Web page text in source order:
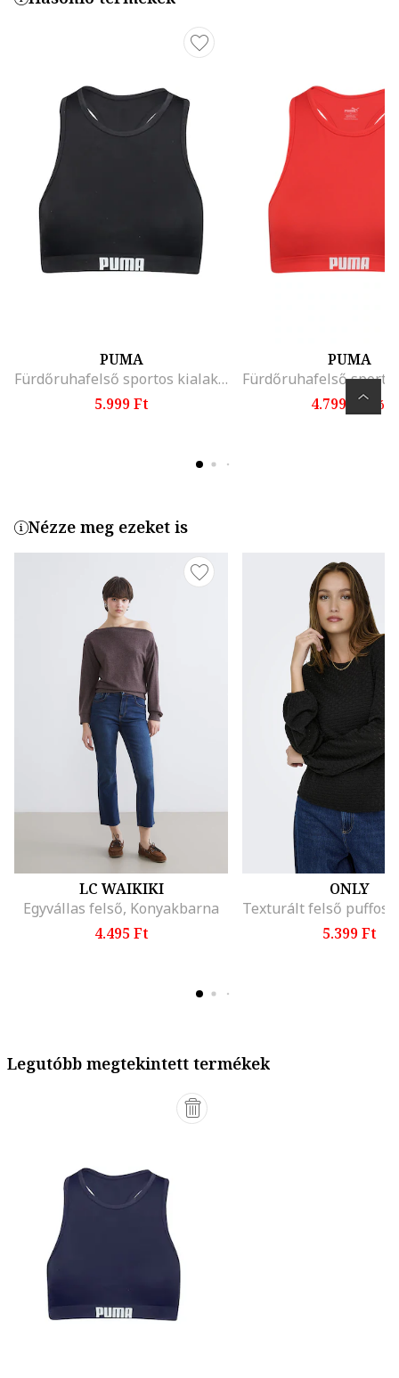
PUMA
Fürdőruhafelső sportos kialakítású hátrésszel, Fekete
5.999 Ft
PUMA
4.799 Ft -tól
Nézze meg ezeket is
LC WAIKIKI
Egyvállas felső, Konyakbarna
4.495 Ft
ONLY
5.399 Ft
Legutóbb megtekintett termékek